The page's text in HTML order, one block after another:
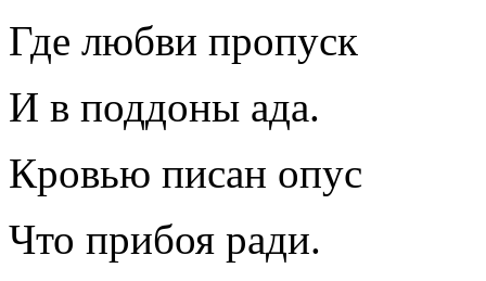
Где любви пропуск
И в поддоны ада.
Кровью писан опус
Что прибоя ради.